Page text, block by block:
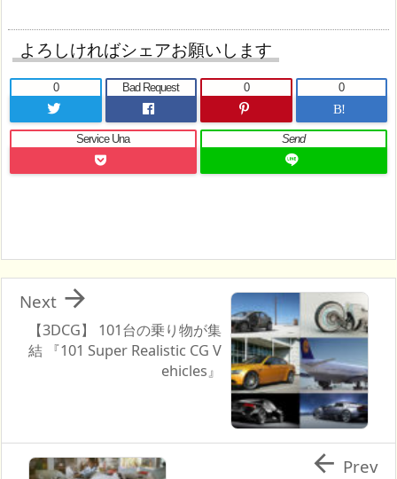
よろしければシェアお願いします
0 Bad Request
0
B!
0
Service Una Send
【3DCG】 101台の乗り物が集
結 『101 Super Realistic CG V
ehicles』

Next
 Prev